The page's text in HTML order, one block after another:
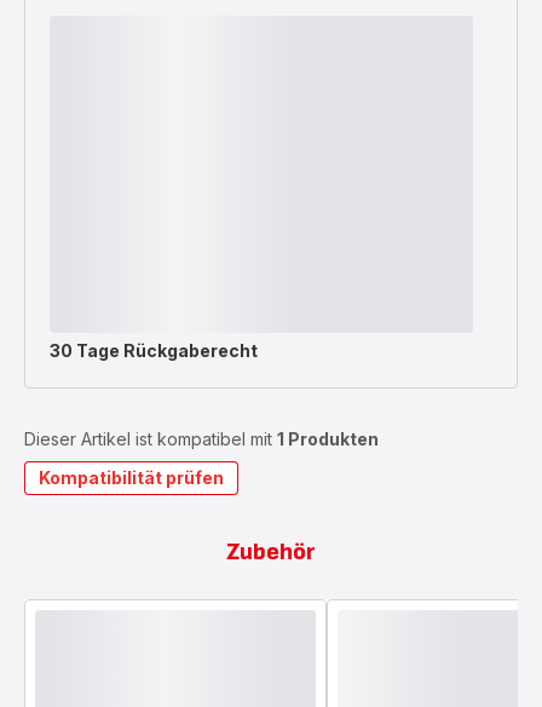
30 Tage Rückgaberecht
Dieser Artikel ist kompatibel mit 1 Produkten
Kompatibilität prüfen
Zubehör